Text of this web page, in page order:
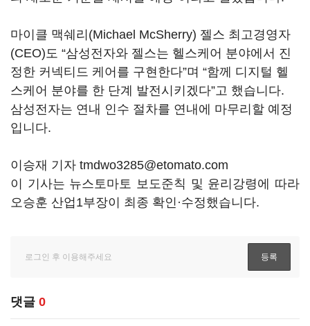
마이클 맥쉐리(Michael McSherry) 젤스 최고경영자
(CEO)도 “삼성전자와 젤스는 헬스케어 분야에서 진
정한 커넥티드 케어를 구현한다”며 “함께 디지털 헬
스케어 분야를 한 단계 발전시키겠다”고 했습니다.
삼성전자는 연내 인수 절차를 연내에 마무리할 예정
입니다.
이승재 기자 tmdwo3285@etomato.com
이 기사는 뉴스토마토 보도준칙 및 윤리강령에 따라
오승훈 산업1부장이 최종 확인·수정했습니다.
댓글 0